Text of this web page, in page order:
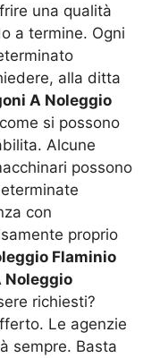
una qualità
a termine. Ogni
alla ditta
A Noleggio
si possono
Alcune
possono
con
proprio
Flaminio
Noleggio
richiesti?
Le agenzie
sempre. Basta